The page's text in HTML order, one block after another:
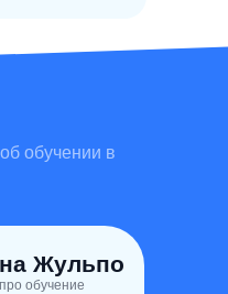
обучении в
Жульпо
обучение